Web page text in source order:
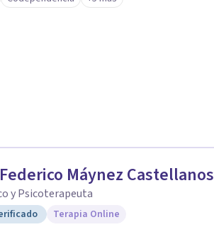
Máynez Castellanos
y Psicoterapeuta
Terapia Online